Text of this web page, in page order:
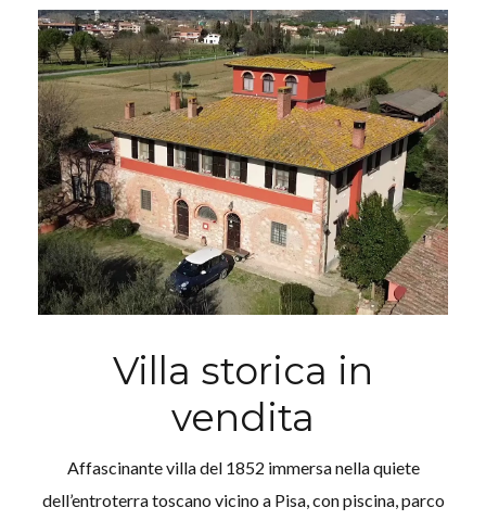
Villa storica in
vendita
Affascinante villa del 1852 immersa nella quiete
dell’entroterra toscano vicino a Pisa, con piscina, parco